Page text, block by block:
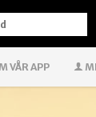
VÅR APP